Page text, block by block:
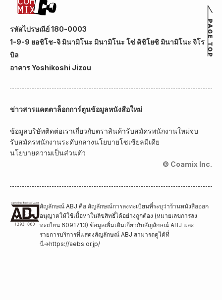
รหัสไปรษณีย์ 180-0003
1-9-9 ยอชิโช-จิ มินามิโนะ มินามิโนะ โซ่ คิชิโยซิ มินามิโนะ จิโร
บิล
อาคาร Yoshikoshi Jizou
ข่าวสารแคตตาล็อกการ์ตูนข้อมูลหนังสือใหม่
ข้อมูลบริษัทติดต่อเราเกี่ยวกับตราสินค้ารับสมัครพนักงานใหม่จบ
รับสมัครพนักงานระดับกลางนโยบายโซเชียลมีเดีย
นโยบายความเป็นส่วนตัว
© Coamix Inc.
สัญลักษณ์ ABJ คือ สัญลักษณ์การลงทะเบียนที่ระบุว่าร้านหนังสือออก
อนุญาตให้ใช้เนื้อหาในลิขสิทธิ์ได้อย่างถูกต้อง (หมายเลขการลง
ทะเบียน 6091713) ข้อมูลเพิ่มเติมเกี่ยวกับสัญลักษณ์ ABJ และ
รายการบริการที่แสดงสัญลักษณ์ ABJ สามารถดูได้ที่
นี่→https://aebs.or.jp/